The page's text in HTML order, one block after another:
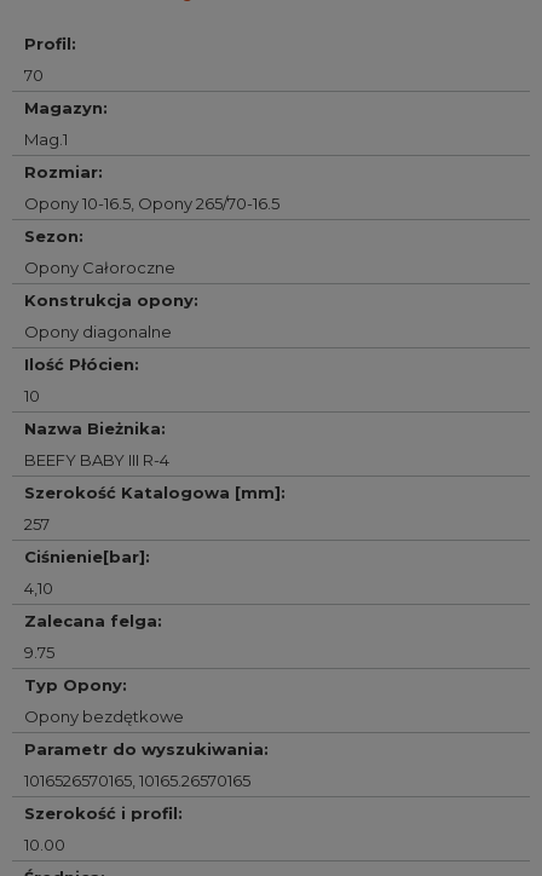
Profil:
70
Magazyn:
Mag.1
Rozmiar:
Opony 10-16.5 Opony 265/70-16.5
Sezon:
Opony Całoroczne
Konstrukcja opony:
Opony diagonalne
Ilość Płócien:
10
Nazwa Bieżnika:
BEEFY BABY III R-4
Szerokość Katalogowa [mm]:
257
Ciśnienie[bar]:
4,10
Zalecana felga:
9.75
Typ Opony:
Opony bezdętkowe
Parametr do wyszukiwania:
1016526570165 10165.26570165
Szerokość i profil:
10.00